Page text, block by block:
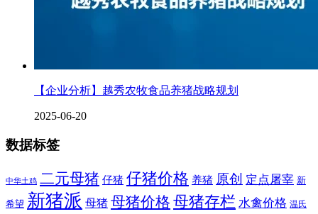
【企业分析】越秀农牧食品养猪战略规划
2025-06-20
数据标签
中华土鸡 二元母猪 仔猪 仔猪价格 养猪 原创 定点屠宰 新
希望 新猪派 母猪 母猪价格 母猪存栏 水禽价格 温氏